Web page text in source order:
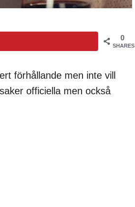
0
SHARES
förhållande men inte vill
officiella men också